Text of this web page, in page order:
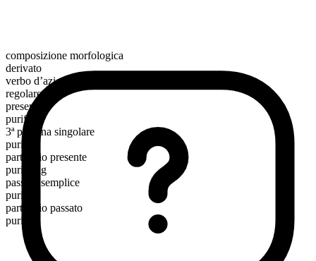
composizione morfologica
derivato
verbo d’azione
regolare
presente
purify
3ª persona singolare
purifies
participio presente
purifying
passato semplice
purified
participio passato
purified